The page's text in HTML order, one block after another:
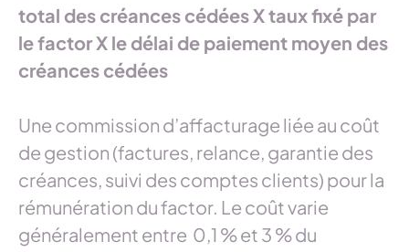
total des créances cédées X taux fixé par
le factor X le délai de paiement moyen des
créances cédées
Une commission d’affacturage liée au coût
de gestion (factures, relance, garantie des
créances, suivi des comptes clients) pour la
rémunération du factor. Le coût varie
généralement entre 0,1 % et 3 % du